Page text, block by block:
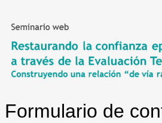
Formulario de